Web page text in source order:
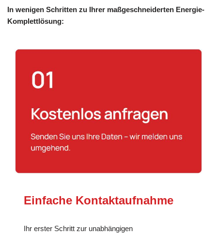
In wenigen Schritten zu Ihrer maßgeschneiderten Energie-
Komplettlösung:
Einfache Kontaktaufnahme
Ihr erster Schritt zur unabhängigen